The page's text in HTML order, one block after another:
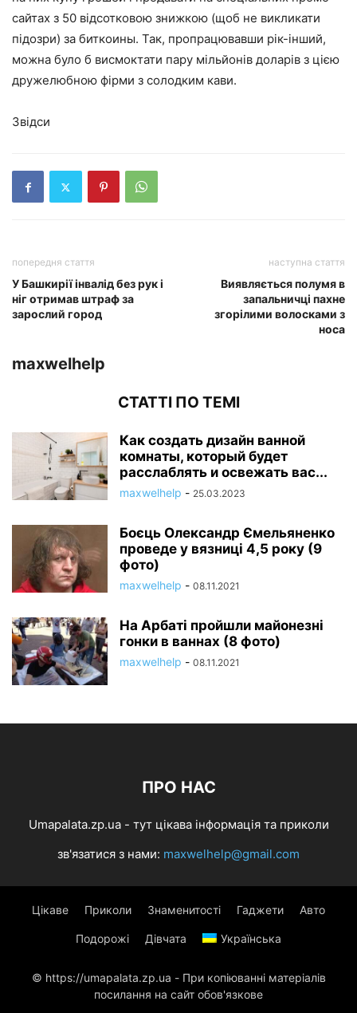
сайтах з 50 відсотковою знижкою (щоб не викликати
підозри) за биткоины. Так, пропрацювавши рік-інший,
можна було б висмоктати пару мільйонів доларів з цією
дружелюбною фірми з солодким кави.
Звідси
попередня стаття
У Башкирії інвалід без рук і
ніг отримав штраф за
зарослий город
наступна стаття
Виявляється полумя в
запальничці пахне
згорілими волосками з
носа
maxwelhelp
СТАТТІ ПО ТЕМІ
Как создать дизайн ванной
комнаты, который будет
расслаблять и освежать вас...
maxwelhelp - 25.03.2023
Боєць Олександр Ємельяненко
проведе у вязниці 4,5 року (9
фото)
maxwelhelp - 08.11.2021
На Арбаті пройшли майонезні
гонки в ваннах (8 фото)
maxwelhelp - 08.11.2021
ПРО НАС
Umapalata.zp.ua - тут цікава інформація та приколи
зв'язатися з нами: maxwelhelp@gmail.com
Цікаве Приколи Знаменитості Гаджети Авто
Подорожі Дівчата Українська
© https://umapalata.zp.ua - При копіюванні матеріалів
посилання на сайт обов'язкове